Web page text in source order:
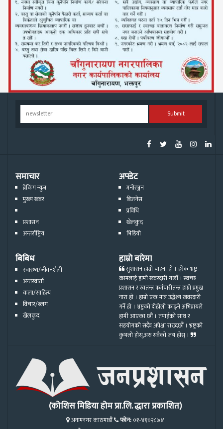
Submit
समाचार
ब्रेकिंग न्युज
मुख्य खबर
प्रशासन
अन्तर्राष्ट्रिय
अपडेट
मनोरञ्जन
बिजनेस
प्रविधि
खेलकुद
भिडियो
बिबिध
स्वास्थ्य/जीवनशैली
अन्तरवार्ता
कला/साहित्य
विचार/ब्लग
खेलकुद
हाम्रो बारेमा
सुशासन हाम्रो चाहना हो । हरेक भ्रष्ट्र
कामलाई हामी खवरदारी गर्छौ । स्वच्छ
प्रशासन र स्वतन्त्र कर्मचारीतन्त्र हाम्रो प्रमुख
नारा हो । हाम्रो एक मात्र उद्धेश्य खवरदारी
गर्ने हो । भ्रष्ट्रको दोहोलो काढ्ने अभिप्रायले
हामी आएका छौं । तपाईको साथ र
सहयोगको सदैव अपेक्षा राख्दछौं । भ्रष्ट्रको
कुभलो होस्,अरु सवैको जय होस् ।
(कोशिस मिडिया होम प्रा.लि. द्धारा प्रकाशित)
अनामनगर काठमाडौं फोन: ०१-४१०२८७४